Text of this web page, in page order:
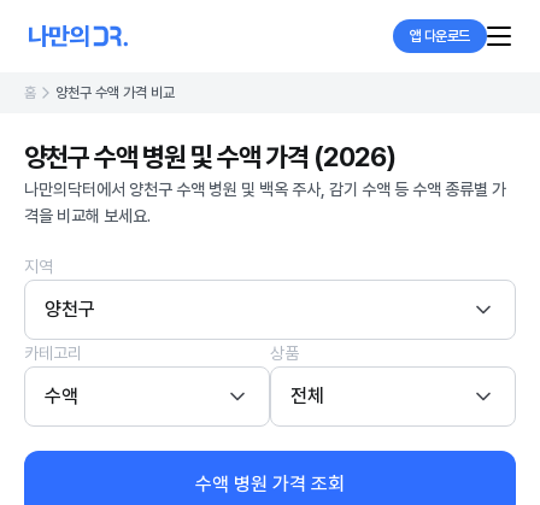
앱 다운로드
홈 양천구 수액 가격 비교
양천구 수액 병원 및 수액 가격 (2026)
나만의닥터에서 양천구 수액 병원 및 백옥 주사, 감기 수액 등 수액 종류별 가
격을 비교해 보세요.
지역
양천구
카테고리
수액
상품
전체
수액 병원 가격 조회